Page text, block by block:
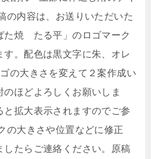
の内容は、お送りいただいた
た焼 たる平」のロゴマーク
す。配色は黒文字に朱、オレ
の大きさを変えて２案作成い
ほどよろしくお願いしま
拡大表示されますのでご参
の大きさや位置などに修正
したらご連絡ください。原稿